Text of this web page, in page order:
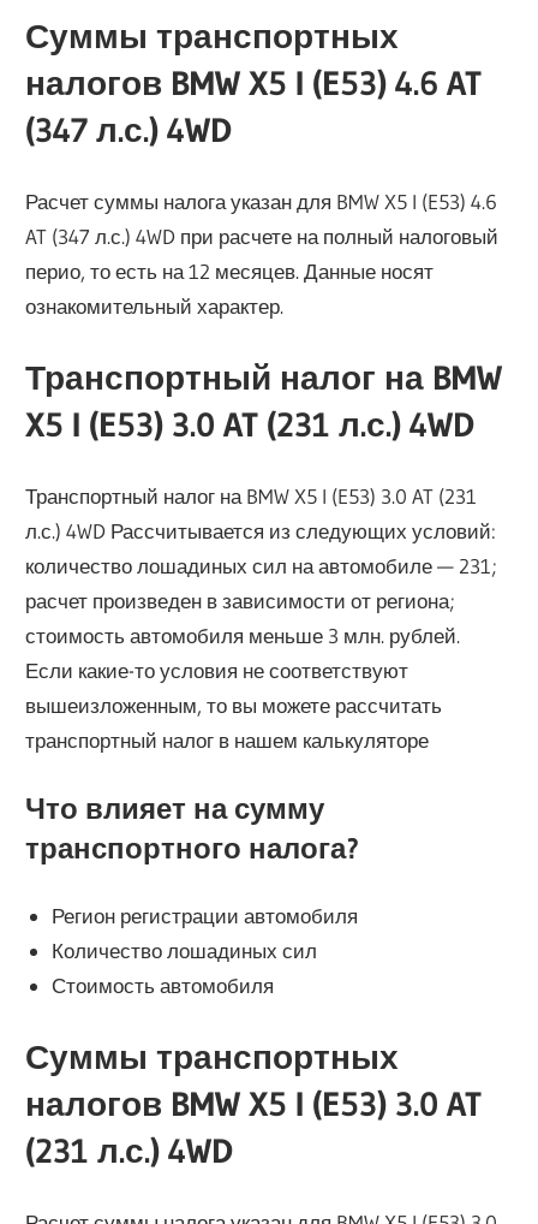
Суммы транспортных
налогов BMW X5 I (E53) 4.6 AT
(347 л.с.) 4WD
Расчет суммы налога указан для BMW X5 I (E53) 4.6
AT (347 л.с.) 4WD при расчете на полный налоговый
перио, то есть на 12 месяцев. Данные носят
ознакомительный характер.
Транспортный налог на BMW
X5 I (E53) 3.0 AT (231 л.с.) 4WD
Транспортный налог на BMW X5 I (E53) 3.0 AT (231
л.с.) 4WD Рассчитывается из следующих условий:
количество лошадиных сил на автомобиле — 231;
расчет произведен в зависимости от региона;
стоимость автомобиля меньше 3 млн. рублей.
Если какие-то условия не соответствуют
вышеизложенным, то вы можете рассчитать
транспортный налог в нашем калькуляторе
Что влияет на сумму
транспортного налога?
Регион регистрации автомобиля
Количество лошадиных сил
Стоимость автомобиля
Суммы транспортных
налогов BMW X5 I (E53) 3.0 AT
(231 л.с.) 4WD